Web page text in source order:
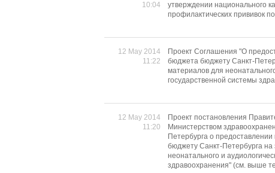
10:04
утверждении национального
профилактических прививок
12 May 2014
11:22
Проект Соглашения "О
бюджета бюджету Санкт-
материалов для
государственной системы
12 May 2014
11:20
Проект постановления
Министерством
Петербурга о
бюджету Санкт-Петербурга на
неонатального и
здравоохранения" (см. выше